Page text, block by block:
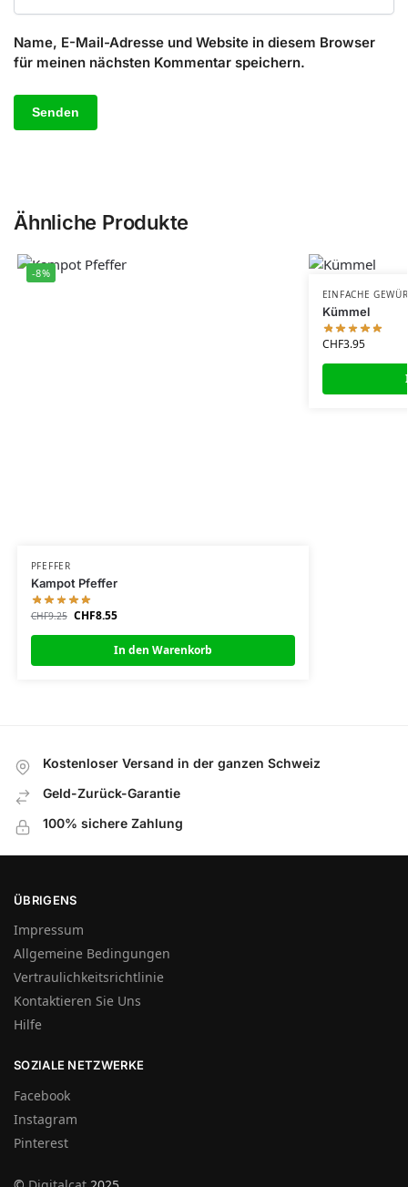
Name, E-Mail-Adresse und Website in diesem Browser
für meinen nächsten Kommentar speichern.
Ähnliche Produkte
-8%
PFEFFER
Kampot Pfeffer
CHF9.25 CHF8.55
In den Warenkorb
EINFACHE
Kümmel
CHF3.95
Kostenloser Versand in der ganzen Schweiz
Geld-Zurück-Garantie
100% sichere Zahlung
ÜBRIGENS
Impressum
Allgemeine Bedingungen
Vertraulichkeitsrichtlinie
Kontaktieren Sie Uns
Hilfe
SOZIALE NETZWERKE
Facebook
Instagram
Pinterest